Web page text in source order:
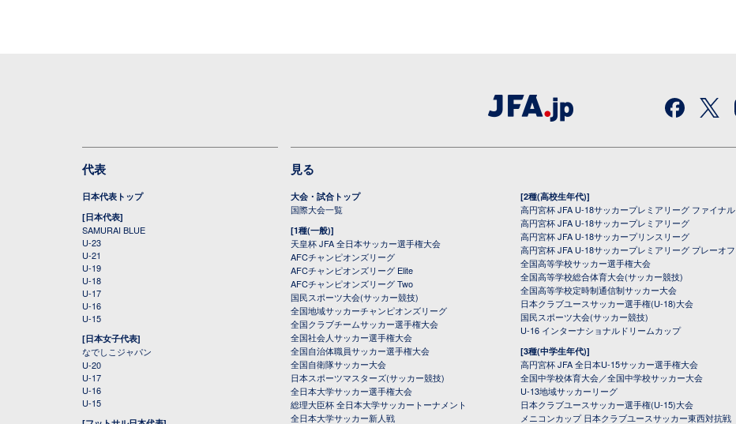
代表
日本代表トップ
[日本代表]
SAMURAI BLUE
U-23
U-21
U-19
U-18
U-17
U-16
U-15
[日本女子代表]
なでしこジャパン
U-20
U-17
U-16
U-15
見る
大会・試合トップ
国際大会一覧
[1種(一般)]
天皇杯 JFA 全日本サッカー選手権大会
AFCチャンピオンズリーグ
AFCチャンピオンズリーグ Elite
AFCチャンピオンズリーグ Two
国民スポーツ大会(サッカー競技)
全国地域サッカーチャンピオンズリーグ
全国クラブチームサッカー選手権大会
全国社会人サッカー選手権大会
全国自治体職員サッカー選手権大会
全国自衛隊サッカー大会
日本スポーツマスターズ(サッカー競技)
全日本大学サッカー選手権大会
総理大臣杯 全日本大学サッカートーナメント
全日本大学サッカー新人戦
[2種(高校生年代)]
高円宮杯 JFA U-18サッカープレミアリーグ ファイナル
高円宮杯 JFA U-18サッカープレミアリーグ
高円宮杯 JFA U-18サッカープリンスリーグ
高円宮杯 JFA U-18サッカープレミアリーグ プレーオフ
全国高等学校サッカー選手権大会
全国高等学校総合体育大会(サッカー競技)
全国高等学校定時制通信制サッカー大会
日本クラブユースサッカー選手権(U-18)大会
国民スポーツ大会(サッカー競技)
U-16 インターナショナルドリームカップ
[3種(中学生年代)]
高円宮杯 JFA 全日本U-15サッカー選手権大会
全国中学校体育大会／全国中学校サッカー大会
U-13地域サッカーリーグ
日本クラブユースサッカー選手権(U-15)大会
メニコンカップ 日本クラブユースサッカー東西対抗戦